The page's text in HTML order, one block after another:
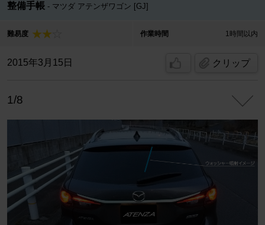
整備手帳 マツダ アテンザワゴン [GJ]
難易度 作業時間 1時間以内
2015年3月15日 クリップ
1/8